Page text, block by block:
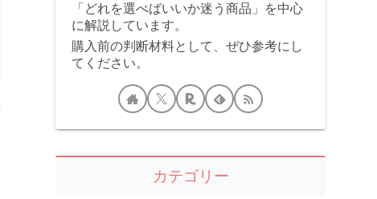
「どれを選べばいいか迷う商品」を中心
に解説しています。
購入前の判断材料として、ぜひ参考にし
てください。
カテゴリー